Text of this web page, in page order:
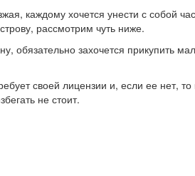
каждому хочется унести с собой
рассмотрим чуть ниже.
обязательно захочется прикупить
своей лицензии и, если ее нет,
не стоит.